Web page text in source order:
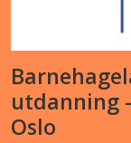
utdanning
Oslo